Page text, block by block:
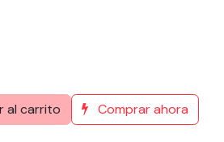
al carrito Comprar ahora